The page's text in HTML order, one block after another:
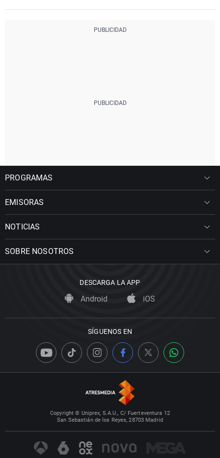
PROGRAMAS
EMISORAS
NOTICIAS
SOBRE NOSOTROS
DESCARGA LA APP
Android iOS
SÍGUENOS EN
Copyright © Uniprex, S.A.U., C/ Fuerteventura 12
San Sebastián de los Reyes, 28703 Madrid